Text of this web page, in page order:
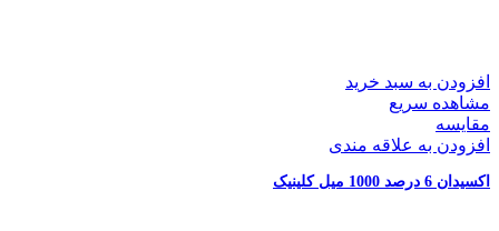
افزودن به سبد خرید
مشاهده سریع
مقایسه
افزودن به علاقه مندی
اکسیدان 6 درصد 1000 میل کلینیک